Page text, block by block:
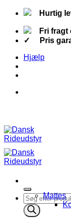
Fortsæt
indhold
Hurtig
Fri fragt
✓ Pris
Hjælp
Products
search
Mattes